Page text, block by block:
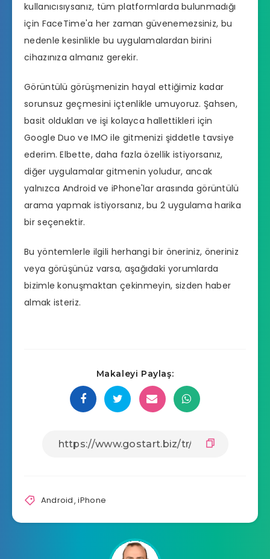
kullanıcısıysanız, tüm platformlarda bulunmadığı
için FaceTime'a her zaman güvenemezsiniz, bu
nedenle kesinlikle bu uygulamalardan birini
cihazınıza almanız gerekir.
Görüntülü görüşmenizin hayal ettiğimiz kadar
sorunsuz geçmesini içtenlikle umuyoruz. Şahsen,
basit oldukları ve işi kolayca hallettikleri için
Google Duo ve IMO ile gitmenizi şiddetle tavsiye
ederim. Elbette, daha fazla özellik istiyorsanız,
diğer uygulamalar gitmenin yoludur, ancak
yalnızca Android ve iPhone'lar arasında görüntülü
arama yapmak istiyorsanız, bu 2 uygulama harika
bir seçenektir.
Bu yöntemlerle ilgili herhangi bir öneriniz, öneriniz
veya görüşünüz varsa, aşağıdaki yorumlarda
bizimle konuşmaktan çekinmeyin, sizden haber
almak isteriz.
Makaleyi Paylaş:
Android,iPhone